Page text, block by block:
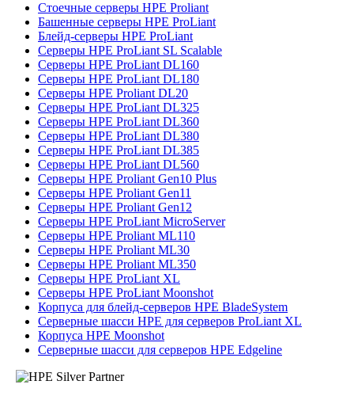
Стоечные серверы HPE Proliant
Башенные серверы HPE ProLiant
Блейд-серверы HPE ProLiant
Серверы HPE ProLiant SL Scalable
Серверы HPE ProLiant DL160
Серверы HPE ProLiant DL180
Серверы HPE Proliant DL20
Серверы HPE ProLiant DL325
Серверы HPE ProLiant DL360
Серверы HPE ProLiant DL380
Серверы HPE ProLiant DL385
Серверы HPE ProLiant DL560
Серверы HPE Proliant Gen10 Plus
Серверы HPE Proliant Gen11
Серверы HPE Proliant Gen12
Серверы HPE ProLiant MicroServer
Серверы HPE Proliant ML110
Серверы HPE Proliant ML30
Серверы HPE Proliant ML350
Серверы HPE ProLiant XL
Серверы HPE ProLiant Moonshot
Корпуса для блейд-серверов HPE BladeSystem
Серверные шасси HPE для серверов ProLiant XL
Корпуса HPE Moonshot
Серверные шасси для серверов HPE Edgeline